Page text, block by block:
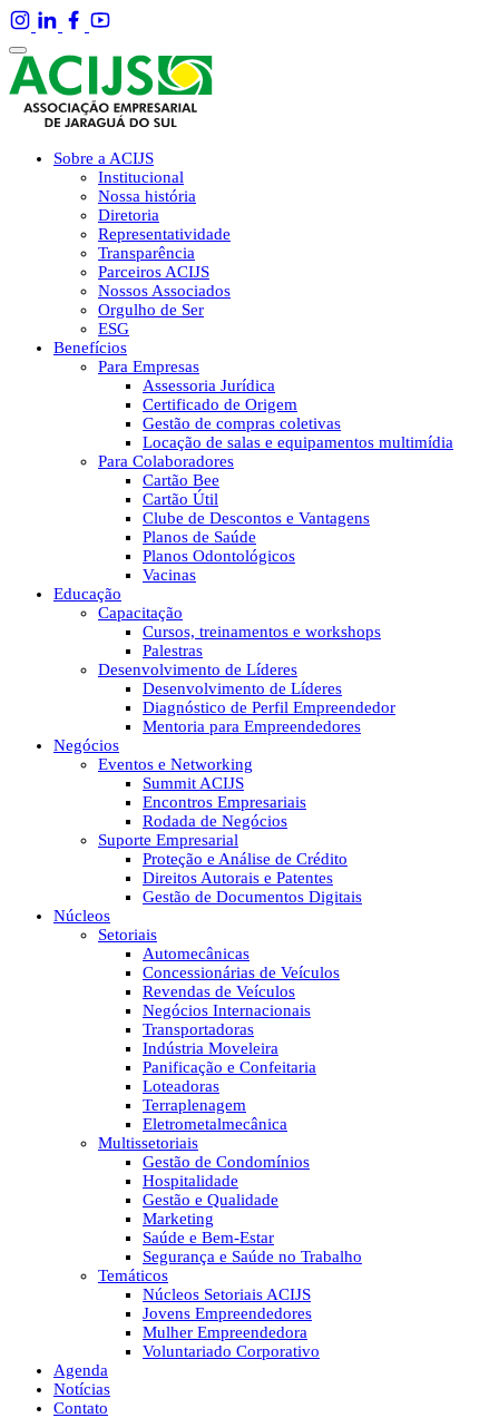
Sobre a ACIJS
Institucional
Nossa história
Diretoria
Representatividade
Transparência
Parceiros ACIJS
Nossos Associados
Orgulho de Ser
ESG
Benefícios
Para Empresas
Assessoria Jurídica
Certificado de Origem
Gestão de compras coletivas
Locação de salas e equipamentos multimídia
Para Colaboradores
Cartão Bee
Cartão Útil
Clube de Descontos e Vantagens
Planos de Saúde
Planos Odontológicos
Vacinas
Educação
Capacitação
Cursos, treinamentos e workshops
Palestras
Desenvolvimento de Líderes
Desenvolvimento de Líderes
Diagnóstico de Perfil Empreendedor
Mentoria para Empreendedores
Negócios
Eventos e Networking
Summit ACIJS
Encontros Empresariais
Rodada de Negócios
Suporte Empresarial
Proteção e Análise de Crédito
Direitos Autorais e Patentes
Gestão de Documentos Digitais
Núcleos
Setoriais
Automecânicas
Concessionárias de Veículos
Revendas de Veículos
Negócios Internacionais
Transportadoras
Indústria Moveleira
Panificação e Confeitaria
Loteadoras
Terraplenagem
Eletrometalmecânica
Multissetoriais
Gestão de Condomínios
Hospitalidade
Gestão e Qualidade
Marketing
Saúde e Bem-Estar
Segurança e Saúde no Trabalho
Temáticos
Núcleos Setoriais ACIJS
Jovens Empreendedores
Mulher Empreendedora
Voluntariado Corporativo
Agenda
Notícias
Contato